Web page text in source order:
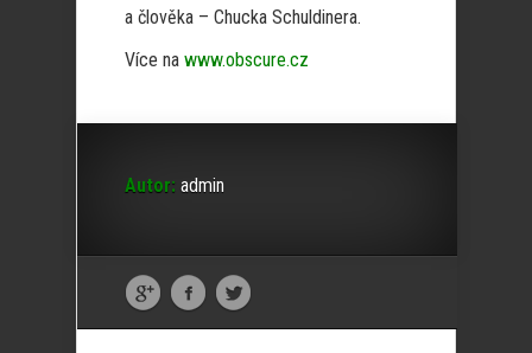
a člověka – Chucka Schuldinera.
Více na www.obscure.cz
Autor: admin